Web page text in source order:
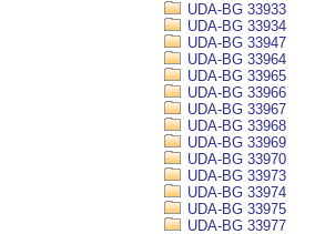
UDA-BG 33933
UDA-BG 33934
UDA-BG 33947
UDA-BG 33964
UDA-BG 33965
UDA-BG 33966
UDA-BG 33967
UDA-BG 33968
UDA-BG 33969
UDA-BG 33970
UDA-BG 33973
UDA-BG 33974
UDA-BG 33975
UDA-BG 33977